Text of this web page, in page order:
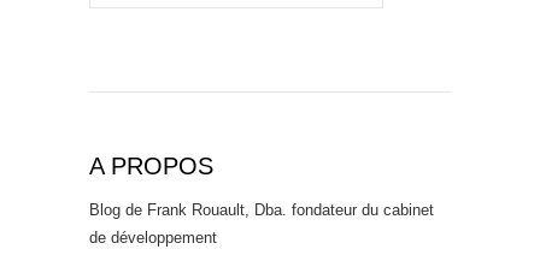
A PROPOS
Blog de Frank Rouault, Dba. fondateur du cabinet
de développement